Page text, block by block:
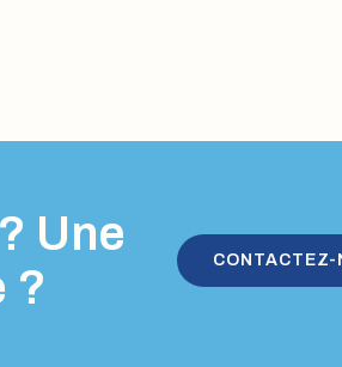
Une
?
CONTACTEZ-